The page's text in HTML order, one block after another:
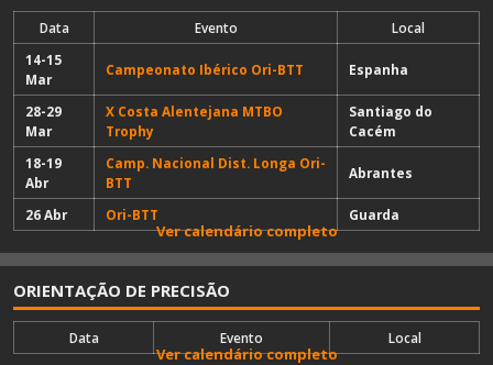
Data Evento
Local
14-15
Mar
Campeonato Ibérico Ori-BTT Espanha
28-29
Mar
X Costa Alentejana MTBO
Trophy
Santiago do
Cacém
18-19
Abr
Camp. Nacional Dist. Longa Ori-
BTT
Abrantes
26 Abr Ori-BTT Guarda
Ver calendário completo
ORIENTAÇÃO DE PRECISÃO
Data Evento Local
Ver calendário completo